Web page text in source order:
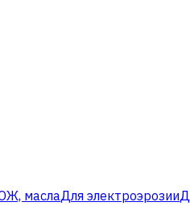
маслаДля электроэрозии